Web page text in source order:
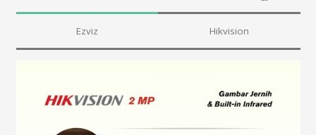
Ezviz Hikvision